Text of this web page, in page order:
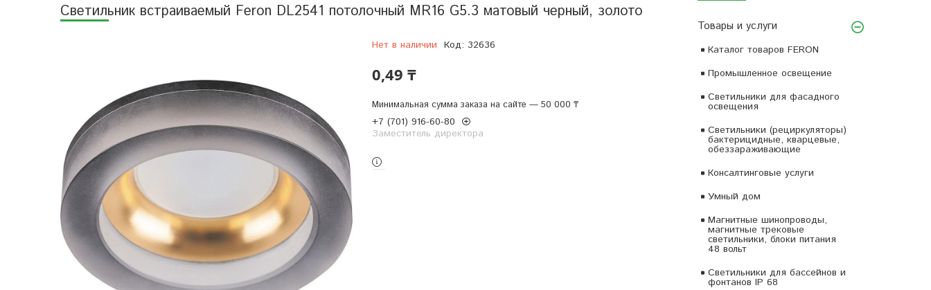
Товары и услуги
Каталог товаров FERON
Промышленное освещение
Светильники для фасадного
освещения
Светильники (рециркуляторы)
бактерицидные, кварцевые,
обеззараживающие
Консалтинговые услуги
Умный дом
Магнитные шинопроводы,
магнитные трековые
светильники, блоки питания
48 вольт
Светильники для бассейнов и
фонтанов IP 68
Светильник встраиваемый Feron DL2541 потолочный MR16 G5.3 матовый черный, золото
Нет в наличии Код: 32636
0,49 ₸
Минимальная сумма заказа на сайте — 50 000 ₸
+7 (701) 916-60-80
Заместитель директора